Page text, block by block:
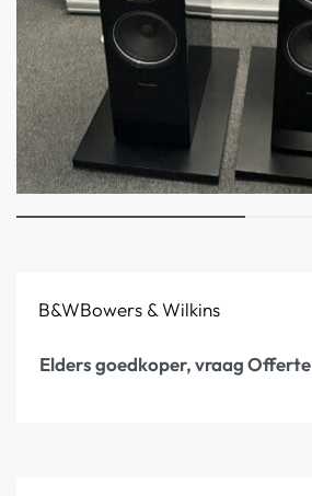
B&WBowers & Wilkins
Elders goedkoper, vraag Offerte